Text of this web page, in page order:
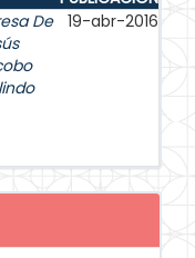
De
19-abr-2016